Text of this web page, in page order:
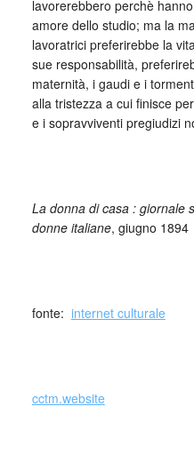
lavorerebbero perchè
amore dello studio; ma la
lavoratrici preferirebbe la
sue responsabilità,
maternità, i gaudi e i
alla tristezza a cui ﬁnisce
e i sopravviventi pregiudizi
La donna di casa : giornale
donne italiane, giugno 1894
fonte: internet culturale
cctm.website